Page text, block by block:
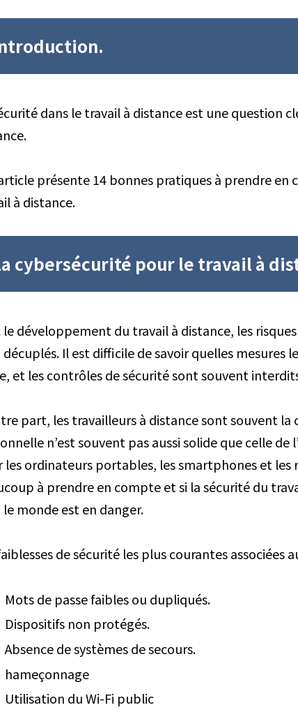
dans le travail à distance est une question
présente 14 bonnes pratiques à prendre
à distance.
cybersécurité pour le travail à
le développement du travail à distance, les
Il est difficile de savoir quelles mesures
et les contrôles de sécurité sont souvent
part, les travailleurs à distance sont souvent
n’est souvent pas aussi solide que celle de
les ordinateurs portables, les smartphones et les
à prendre en compte et si la sécurité du
monde est en danger.
de sécurité les plus courantes associées
Mots de passe faibles ou dupliqués.
Dispositifs non protégés.
Absence de systèmes de secours.
hameçonnage
Utilisation du Wi-Fi public